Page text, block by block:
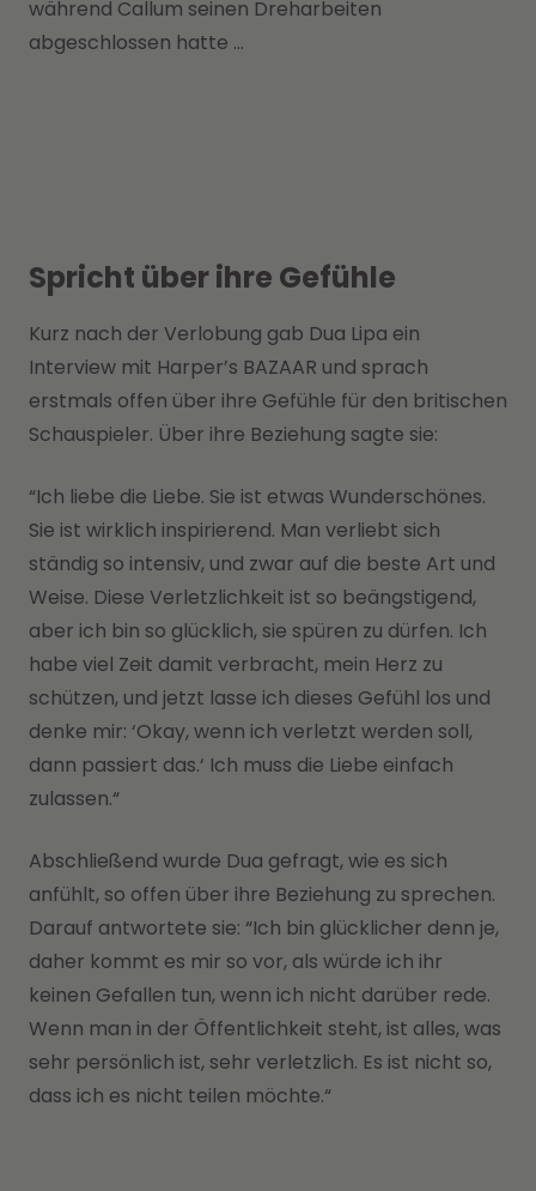
während Callum seinen Dreharbeiten
abgeschlossen hatte ...
Spricht über ihre Gefühle
Kurz nach der Verlobung gab Dua Lipa ein
Interview mit Harper’s BAZAAR und sprach
erstmals offen über ihre Gefühle für den britischen
Schauspieler. Über ihre Beziehung sagte sie:
“Ich liebe die Liebe. Sie ist etwas Wunderschönes.
Sie ist wirklich inspirierend. Man verliebt sich
ständig so intensiv, und zwar auf die beste Art und
Weise. Diese Verletzlichkeit ist so beängstigend,
aber ich bin so glücklich, sie spüren zu dürfen. Ich
habe viel Zeit damit verbracht, mein Herz zu
schützen, und jetzt lasse ich dieses Gefühl los und
denke mir: ‘Okay, wenn ich verletzt werden soll,
dann passiert das.‘ Ich muss die Liebe einfach
zulassen.“
Abschließend wurde Dua gefragt, wie es sich
anfühlt, so offen über ihre Beziehung zu sprechen.
Darauf antwortete sie: “Ich bin glücklicher denn je,
daher kommt es mir so vor, als würde ich ihr
keinen Gefallen tun, wenn ich nicht darüber rede.
Wenn man in der Öffentlichkeit steht, ist alles, was
sehr persönlich ist, sehr verletzlich. Es ist nicht so,
dass ich es nicht teilen möchte.“